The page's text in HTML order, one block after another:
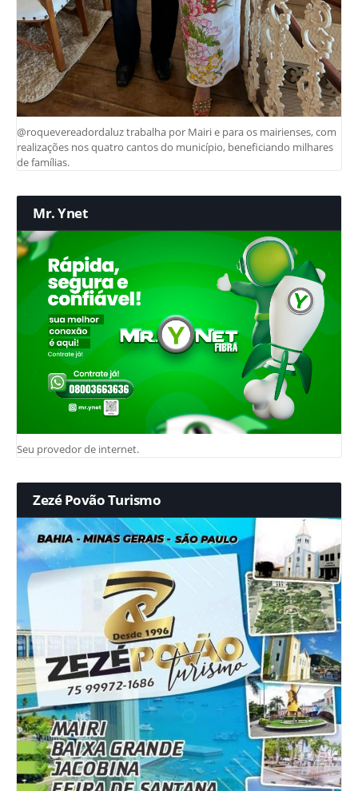
@roquevereadordaluz trabalha por Mairi e para os mairienses, com
realizações nos quatro cantos do município, beneficiando milhares
de famílias.
Mr. Ynet
Seu provedor de internet.
Zezé Povão Turismo